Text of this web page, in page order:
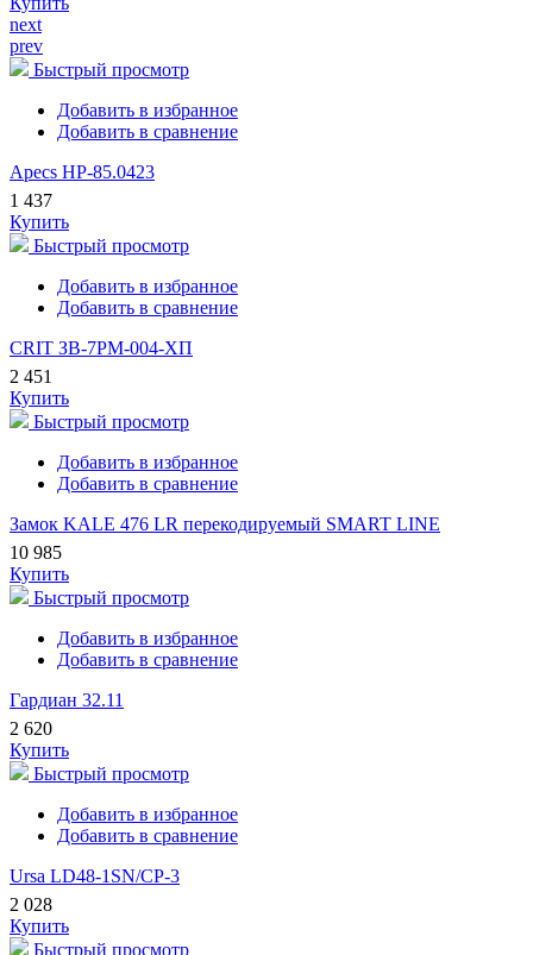
next
prev
Быстрый просмотр
Добавить в избранное
Добавить в сравнение
Apecs HP-85.0423
1 437
Купить
Быстрый просмотр
Добавить в избранное
Добавить в сравнение
CRIT ЗВ-7РМ-004-ХП
2 451
Купить
Быстрый просмотр
Добавить в избранное
Добавить в сравнение
Замок KALE 476 LR перекодируемый SMART LINE
10 985
Купить
Быстрый просмотр
Добавить в избранное
Добавить в сравнение
Гардиан 32.11
2 620
Купить
Быстрый просмотр
Добавить в избранное
Добавить в сравнение
Ursa LD48-1SN/CP-3
2 028
Купить
Быстрый просмотр